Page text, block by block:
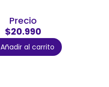
Precio
$20.990
Añadir al carrito